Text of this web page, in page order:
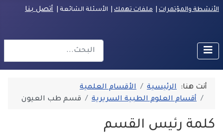
الأنشطة والمؤتمرات ملفات تهمك | الأسئلة الشائعة أتصل بنا
أنت هنا: الرئيسية
الأقسام العلمية
أقسام العلوم الطبية السريرية
قسم طب العيون
كلمة رئيس القسم